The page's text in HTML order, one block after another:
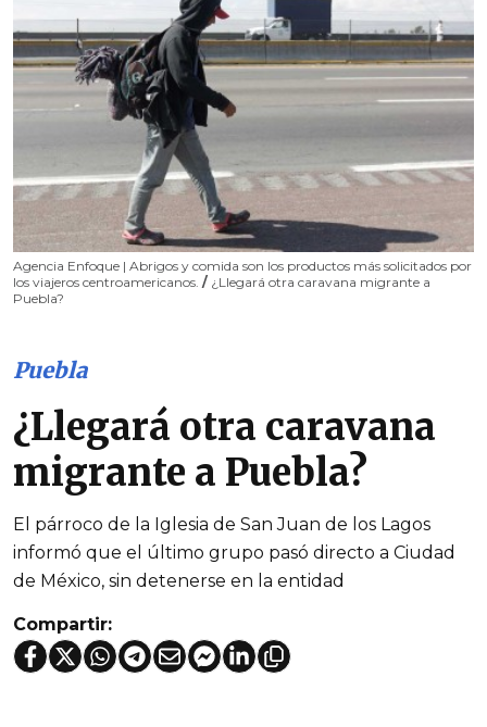
Agencia Enfoque | Abrigos y comida son los productos más solicitados por
los viajeros centroamericanos. / ¿Llegará otra caravana migrante a
Puebla?
Puebla
¿Llegará otra caravana
migrante a Puebla?
El párroco de la Iglesia de San Juan de los Lagos
informó que el último grupo pasó directo a Ciudad
de México, sin detenerse en la entidad
Compartir: